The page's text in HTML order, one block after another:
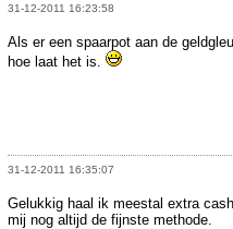
31-12-2011 16:23:58
Als er een spaarpot aan de
hoe laat het is.
31-12-2011 16:35:07
Gelukkig haal ik meestal extra
mij nog altijd de fijnste methode.